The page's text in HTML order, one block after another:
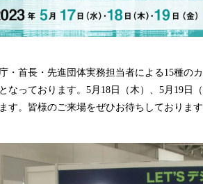
・首長・先進団体実務担当者による15種の
なっております。5月18日（木）、5月19日
す。皆様のご来場をぜひお待ちしております